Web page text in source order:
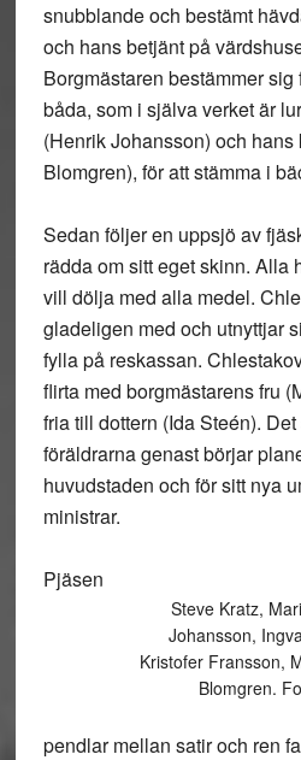
snubblande och bestämt
och hans betjänt på
Borgmästaren bestämmer
båda, som i själva verket är
(Henrik Johansson) och
Blomgren), för att stämma i
Sedan följer en uppsjö av
rädda om sitt eget skinn. Alla
vill dölja med alla medel.
gladeligen med och utnyttjar
fylla på reskassan.
flirta med borgmästarens fru
fria till dottern (Ida Steén).
föräldrarna genast börjar
huvudstaden och för sitt nya
ministrar.
Steve Kratz,
Johansson,
Kristofer Fransson,
Blomgren.
Pjäsen
pendlar mellan satir och ren